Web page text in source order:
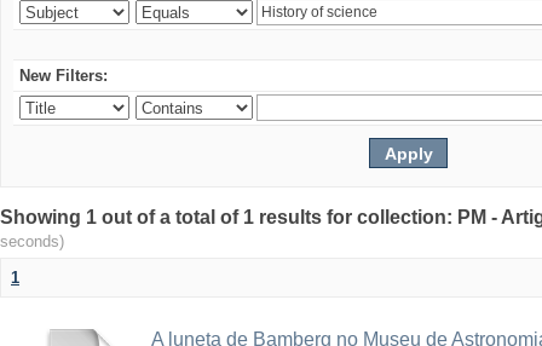
New Filters:
Showing 1 out of a total of 1 results for collection: PM -
seconds)
1
A luneta de Bamberg no Museu de